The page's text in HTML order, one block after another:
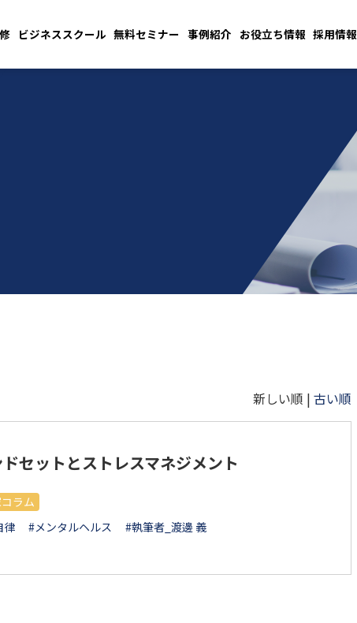
ビジネススクール 無料セミナー 事例紹介 お役立ち情報 採用情報
新しい順 | 古い順
セットとストレスマネジメント
ラム
律
#メンタルヘルス #執筆者_渡邊 義